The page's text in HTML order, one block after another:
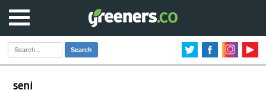
Search
seni